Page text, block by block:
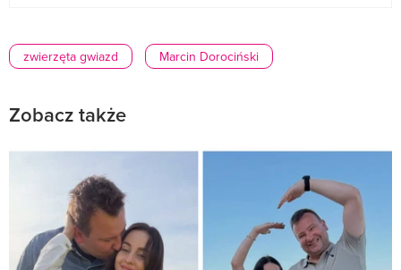
zwierzęta gwiazd Marcin Dorociński
Zobacz także